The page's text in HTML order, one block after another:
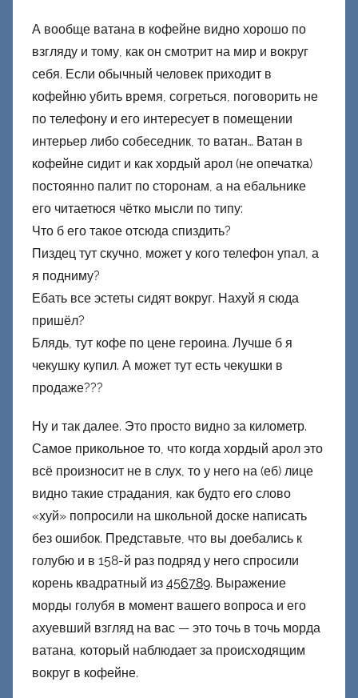
А вообще ватана в кофейне видно хорошо по
взгляду и тому, как он смотрит на мир и вокруг
себя. Если обычный человек приходит в
кофейню убить время, согреться, поговорить не
по телефону и его интересует в помещении
интерьер либо собеседник, то ватан… Ватан в
кофейне сидит и как хордый арол (не опечатка)
постоянно палит по сторонам, а на ебальнике
его читаетюся чётко мысли по типу:
Что б его такое отсюда спиздить?
Пиздец тут скучно, может у кого телефон упал, а
я подниму?
Ебать все эстеты сидят вокруг. Нахуй я сюда
пришёл?
Блядь, тут кофе по цене героина. Лучше б я
чекушку купил. А может тут есть чекушки в
продаже???
Ну и так далее. Это просто видно за километр.
Самое прикольное то, что когда хордый арол это
всё произносит не в слух, то у него на (еб) лице
видно такие страдания, как будто его слово
«хуй» попросили на школьной доске написать
без ошибок. Представьте, что вы доебались к
голубю и в 158-й раз подряд у него спросили
корень квадратный из 456789. Выражение
морды голубя в момент вашего вопроса и его
ахуевший взгляд на вас — это точь в точь морда
ватана, который наблюдает за происходящим
вокруг в кофейне.